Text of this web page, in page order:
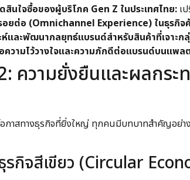
จซื้อของผู้บริโภค Gen Z ในประเทศไทย: เ
ยต่อ (Omnichannel Experience) ในธุรกิจ
และพัฒนากลยุทธ์แบรนด์สำหรับสินค้าที่เจาะก
วามไว้วางใจและความภักดีต่อแบรนด์บนแพล
ความยั่งยืนและผลก
กาสทางธุรกิจที่ยิ่งใหญ่ ทุกคนมีบทบาทสำคัญอย่
รกิจสีเขียว (Circular